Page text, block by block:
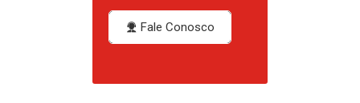
Fale Conosco